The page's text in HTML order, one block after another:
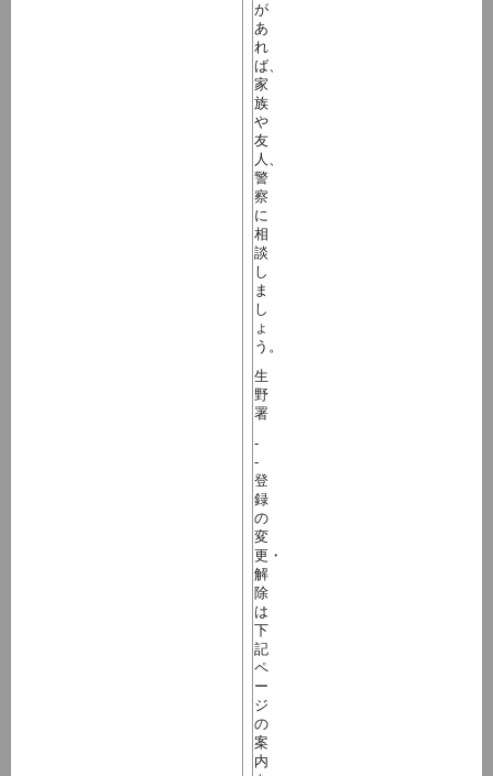
が
あ
れ
ば、
家
族
や
友
人、
警
察
に
相
談
し
ま
し
ょ
う。
生
野
署
-
-
登
録
の
変
更・
解
除
は
下
記
ペ
ー
ジ
の
案
内